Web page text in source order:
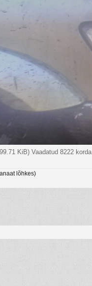
KiB) Vaadatud 8222 korda
lõhkes)